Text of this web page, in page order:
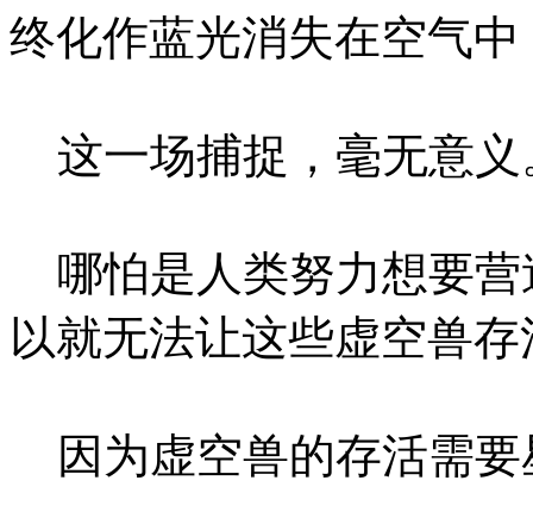
终化作蓝光消失在空气中
这一场捕捉，毫无意义
哪怕是人类努力想要营
以就无法让这些虚空兽
因为虚空兽的存活需要